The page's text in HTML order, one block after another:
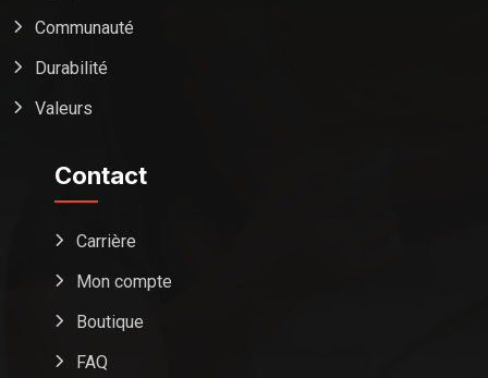
Communauté
Durabilité
Valeurs
Contact
Carrière
Mon compte
Boutique
FAQ